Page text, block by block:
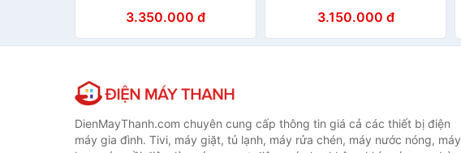
nhàn, không lo kẹt máy
3.350.000 đ
Chính hãng3.150.000 đ
DienMayThanh.com chuyên cung cấp thông tin giá cả các thiết bị điện
máy gia đình. Tivi, máy giặt, tủ lạnh, máy rửa chén, máy nước nóng, máy